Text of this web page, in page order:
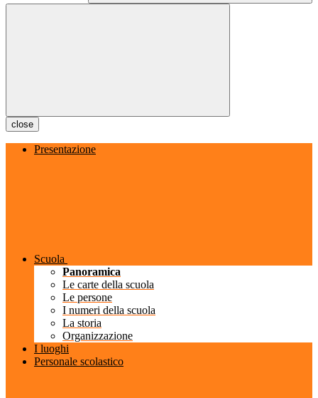
close
Presentazione
Scuola
Panoramica
Le carte della scuola
Le persone
I numeri della scuola
La storia
Organizzazione
I luoghi
Personale scolastico